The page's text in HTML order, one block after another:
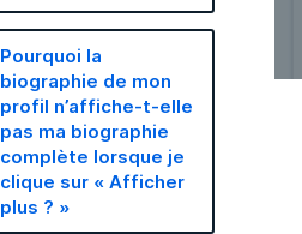
Pourquoi la
biographie de mon
profil n’affiche-t-elle
pas ma biographie
complète lorsque je
clique sur « Afficher
plus ? »